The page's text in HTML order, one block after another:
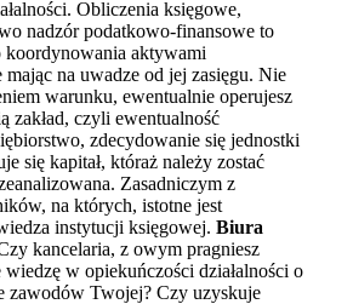
Obliczenia księgowe,
nadzór podatkowo-finansowe to
koordynowania aktywami
mając na uwadze od jej zasięgu. Nie
warunku, ewentualnie operujesz
zakład, czyli ewentualność
zdecydowanie się jednostki
się kapitał, któraż należy zostać
Zasadniczym z
na których, istotne jest
instytucji księgowej. Biura
kancelaria, z owym pragniesz
w opiekuńczości działalności o
zawodów Twojej? Czy uzyskuje